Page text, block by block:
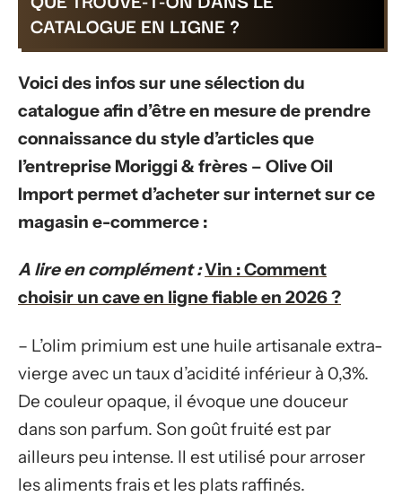
CATALOGUE EN LIGNE ?
Voici des infos sur une sélection du
catalogue afin d’être en mesure de prendre
connaissance du style d’articles que
l’entreprise Moriggi & frères – Olive Oil
Import permet d’acheter sur internet sur ce
magasin e-commerce :
A lire en complément :Vin : Comment
choisir un cave en ligne fiable en 2026 ?
– L’olim primium est une huile artisanale extra-
vierge avec un taux d’acidité inférieur à 0,3%.
De couleur opaque, il évoque une douceur
dans son parfum. Son goût fruité est par
ailleurs peu intense. Il est utilisé pour arroser
les aliments frais et les plats raffinés.